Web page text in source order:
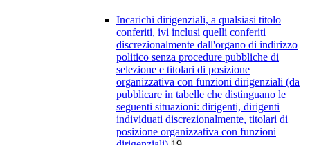
Incarichi dirigenziali, a qualsiasi titolo
conferiti, ivi inclusi quelli conferiti
discrezionalmente dall'organo di indirizzo
politico senza procedure pubbliche di
selezione e titolari di posizione
organizzativa con funzioni dirigenziali (da
pubblicare in tabelle che distinguano le
seguenti situazioni: dirigenti, dirigenti
individuati discrezionalmente, titolari di
posizione organizzativa con funzioni